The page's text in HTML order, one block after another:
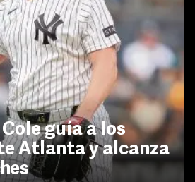
guía a los
Atlanta y alcanza